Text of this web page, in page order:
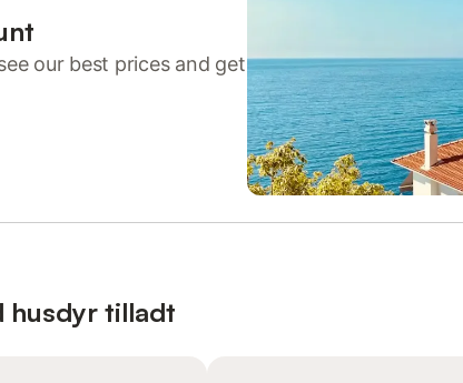
our best prices and get
husdyr tilladt